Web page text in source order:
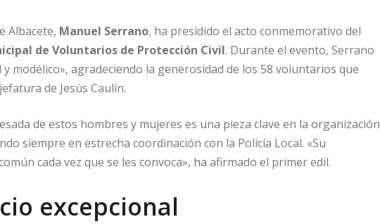
Albacete, Manuel Serrano, ha presidido el acto conmemorativo del
de Voluntarios de Protección Civil. Durante el evento, Serrano
modélico», agradeciendo la generosidad de los 58 voluntarios que
de Jesús Caulín.
de estos hombres y mujeres es una pieza clave en la organización
siempre en estrecha coordinación con la Policía Local. «Su
cada vez que se les convoca», ha afirmado el primer edil.
excepcional